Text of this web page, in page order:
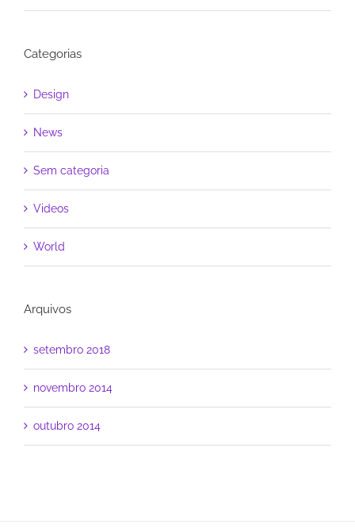
Categorias
Design
News
Sem categoria
Videos
World
Arquivos
setembro 2018
novembro 2014
outubro 2014